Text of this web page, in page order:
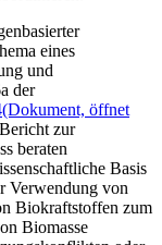
eines
und
der
(Dokument, öffnet
zur
beraten
Basis
Verwendung von
Biokraftstoffen zum
Biomasse